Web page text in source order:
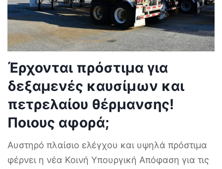
Έρχονται πρόστιμα για
δεξαμενές καυσίμων και
πετρελαίου θέρμανσης!
Ποιους αφορά;
Αυστηρό πλαίσιο ελέγχου και υψηλά πρόστιμα
φέρνει η νέα Κοινή Υπουργική Απόφαση για τις